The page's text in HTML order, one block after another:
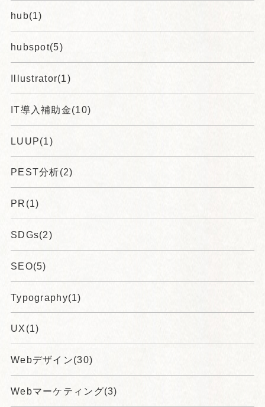
hub(1)
hubspot(5)
Illustrator(1)
IT導入補助金(10)
LUUP(1)
PEST分析(2)
PR(1)
SDGs(2)
SEO(5)
Typography(1)
UX(1)
Webデザイン(30)
Webマーケティング(3)